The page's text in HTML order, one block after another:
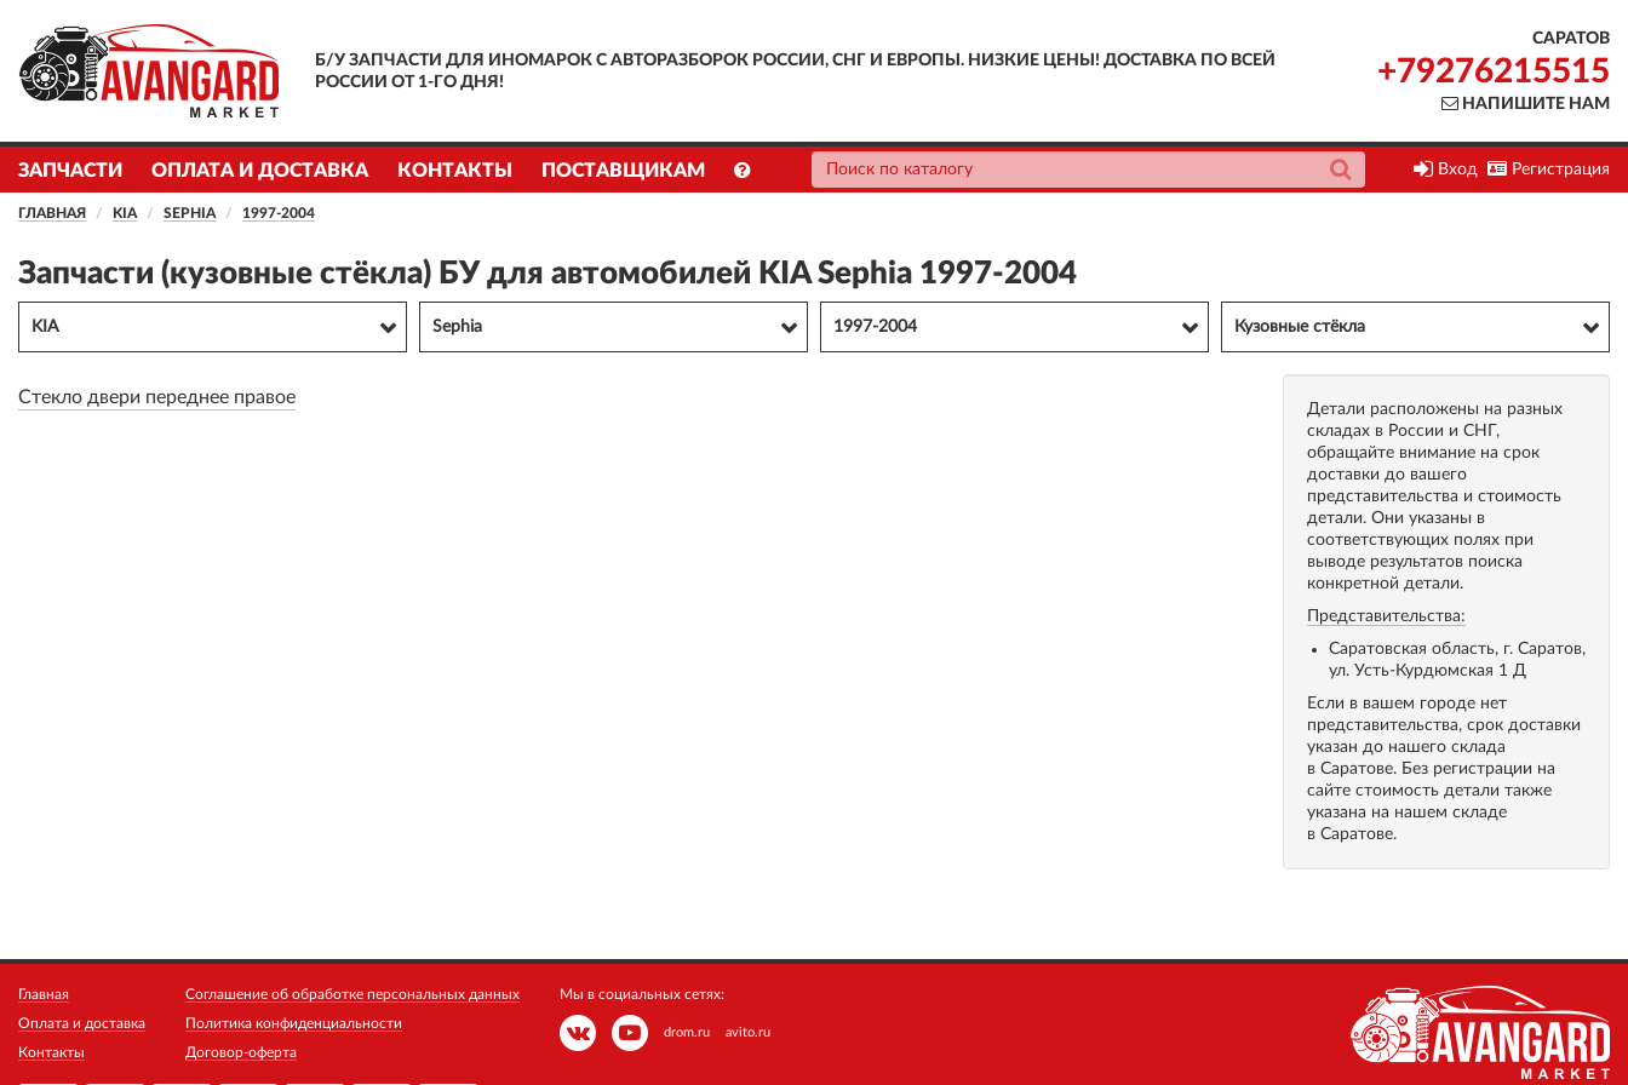
Б/У ЗАПЧАСТИ ДЛЯ ИНОМАРОК С АВТОРАЗБОРОК РОССИИ, СНГ И ЕВРОПЫ. НИЗКИЕ ЦЕНЫ! ДОСТАВКА ПО ВСЕЙ
РОССИИ ОТ 1-ГО ДНЯ!
САРАТОВ
+79276215515
НАПИШИТЕ НАМ
ЗАПЧАСТИ ОПЛАТА И ДОСТАВКА КОНТАКТЫ ПОСТАВЩИКАМ Вход Регистрация
ГЛАВНАЯ KIA SEPHIA 1997-2004
Запчасти (кузовные стёкла) БУ для автомобилей KIA Sephia 1997-2004
KIA Sephia 1997-2004 Кузовные стёкла
Стекло двери переднее правое
Детали расположены на разных
складах в России и СНГ,
обращайте внимание на срок
доставки до вашего
представительства и стоимость
детали. Они указаны в
соответствующих полях при
выводе результатов поиска
конкретной детали.
Представительства:
Саратовская область, г. Саратов,
ул. Усть-Курдюмская 1 Д
Если в вашем городе нет
представительства, срок доставки
указан до нашего склада
в Саратове. Без регистрации на
сайте стоимость детали также
указана на нашем складе
в Саратове.
Главная
Оплата и доставка
Контакты
Соглашение об обработке персональных данных
Политика конфиденциальности
Договор-оферта
Мы в социальных сетях:
drom.ru avito.ru